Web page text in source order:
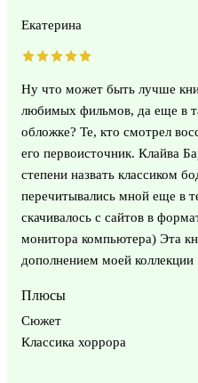
Екатерина
Ну что может быть лучше
любимых фильмов, да еще в
обложке? Те, кто смотрел
его первоисточник. Клайва
степени назвать классиком
перечитывались мной еще в
скачивалось с сайтов в
монитора компьютера) Эта
дополнением моей коллекции
Плюсы
Сюжет
Классика хоррора